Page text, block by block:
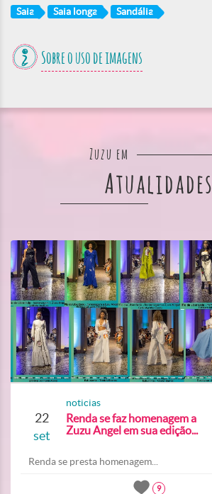
Saia Saia longa Sandália
Sobre o uso de imagens
Zuzu em
Atualidades
22
set
noticias
Renda se faz homenagem a
Zuzu Angel em sua edição...
Renda se presta homenagem...
9